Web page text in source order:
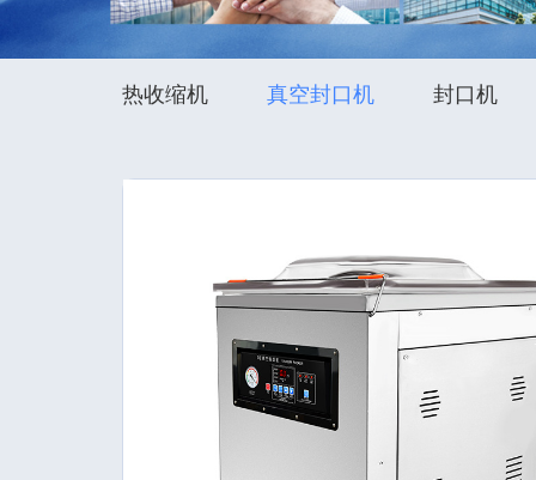
热收缩机 真空封口机 封口机